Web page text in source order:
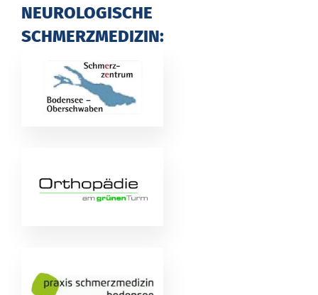
NEUROLOGISCHE
SCHMERZMEDIZIN: